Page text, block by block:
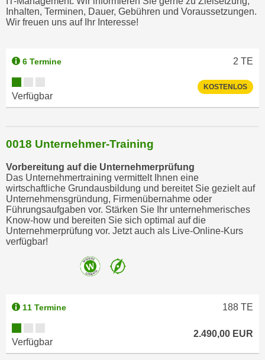
Inhalten, Terminen, Dauer, Gebühren und Voraussetzungen.
Wir freuen uns auf Ihr Interesse!
6 Termine 2 TE
Verfügbar
KOSTENLOS
0018 Unternehmer-Training
Vorbereitung auf die Unternehmerprüfung
Das Unternehmertraining vermittelt Ihnen eine
wirtschaftliche Grundausbildung und bereitet Sie gezielt auf
Unternehmensgründung, Firmenübernahme oder
Führungsaufgaben vor. Stärken Sie Ihr unternehmerisches
Know-how und bereiten Sie sich optimal auf die
Unternehmerprüfung vor. Jetzt auch als Live-Online-Kurs
verfügbar!
11 Termine 188 TE
Verfügbar
2.490,00 EUR